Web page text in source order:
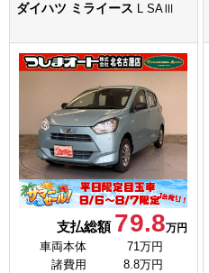
ダイハツ ミライース L SAⅢ
支払総額 79.8万円
車両本体
71万円
諸費用
8.8万円